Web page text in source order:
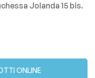
Jolanda 15 bis.
ONLINE